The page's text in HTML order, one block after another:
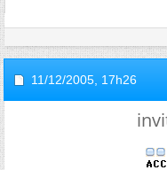
11/12/2005, 17h26